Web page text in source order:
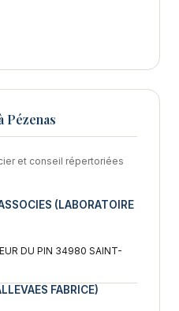
Pézenas
et conseil répertoriées
(LABORATOIRE
DU PIN 34980 SAINT-
FABRICE)